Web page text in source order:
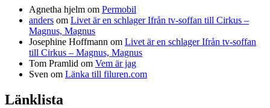
Agnetha hjelm om Permobil
anders om Livet är en schlager Ifrån tv-soffan till Cirkus –
Magnus, Magnus
Josephine Hoffmann om Livet är en schlager Ifrån tv-soffan
till Cirkus – Magnus, Magnus
Tom Pramlid om Vem är jag
Sven om Länka till filuren.com
Länklista